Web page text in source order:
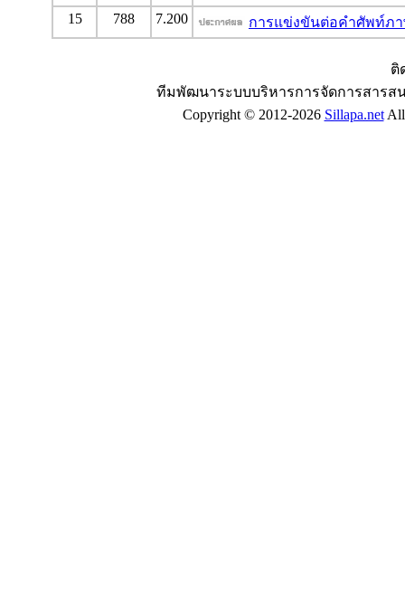
15
788 7.200 การแข่งขันต่อคำศัพท์ภา
ติ
ทีมพัฒนาระบบบริหารการจัดการสารส
Copyright © 2012-2026 Sillapa.netAll